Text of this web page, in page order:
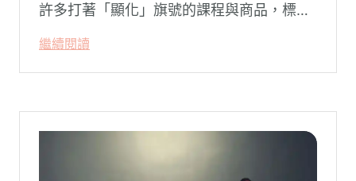
許多打著「顯化」旗號的課程與商品，標榜
能吸引財富、關係與健康。這類論述聽起來
療癒，卻經常缺乏實證基礎，甚至可能對正
繼續閱讀